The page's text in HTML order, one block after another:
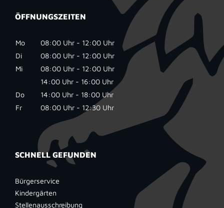
ÖFFNUNGSZEITEN
Mo
08:00 Uhr - 12:00 Uhr
Di
08:00 Uhr - 12:00 Uhr
Mi
08:00 Uhr - 12:00 Uhr
14:00 Uhr - 16:00 Uhr
Do
14:00 Uhr - 18:00 Uhr
Fr
08:00 Uhr - 12:30 Uhr
SCHNELL GEFUNDEN
Bürgerservice
Kindergärten
Stellenausschreibung